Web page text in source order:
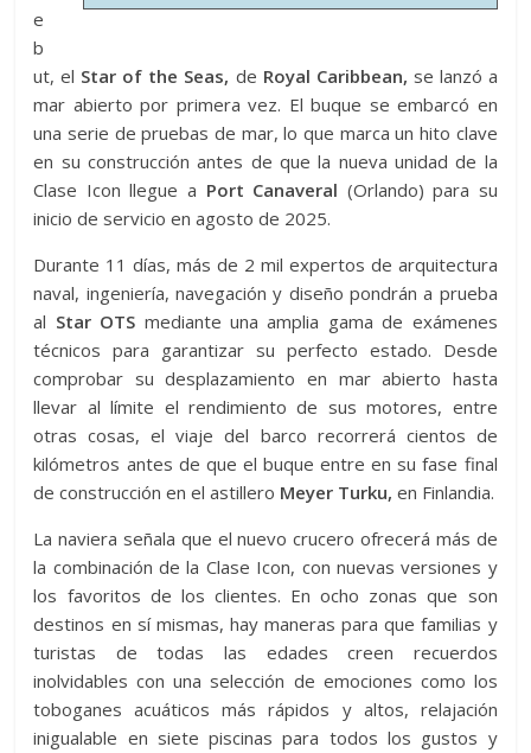
e
b
ut, el Star of the Seas, de Royal Caribbean, se lanzó a
mar abierto por primera vez. El buque se embarcó en
una serie de pruebas de mar, lo que marca un hito clave
en su construcción antes de que la nueva unidad de la
Clase Icon llegue a Port Canaveral (Orlando) para su
inicio de servicio en agosto de 2025.
Durante 11 días, más de 2 mil expertos de arquitectura
naval, ingeniería, navegación y diseño pondrán a prueba
al Star OTS mediante una amplia gama de exámenes
técnicos para garantizar su perfecto estado. Desde
comprobar su desplazamiento en mar abierto hasta
llevar al límite el rendimiento de sus motores, entre
otras cosas, el viaje del barco recorrerá cientos de
kilómetros antes de que el buque entre en su fase final
de construcción en el astillero Meyer Turku, en Finlandia.
La naviera señala que el nuevo crucero ofrecerá más de
la combinación de la Clase Icon, con nuevas versiones y
los favoritos de los clientes. En ocho zonas que son
destinos en sí mismas, hay maneras para que familias y
turistas de todas las edades creen recuerdos
inolvidables con una selección de emociones como los
toboganes acuáticos más rápidos y altos, relajación
inigualable en siete piscinas para todos los gustos y